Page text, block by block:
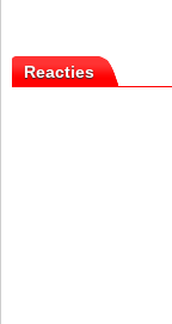
Reacties